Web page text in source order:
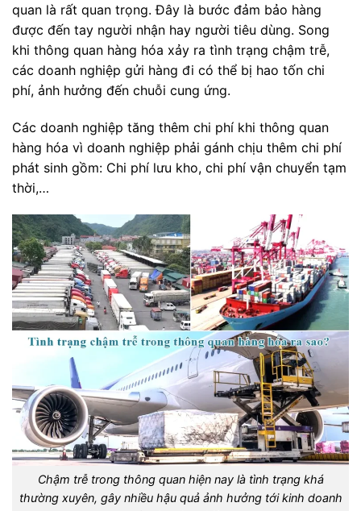
quan là rất quan trọng. Đây là bước đảm bảo hàng
được đến tay người nhận hay người tiêu dùng. Song
khi thông quan hàng hóa xảy ra tình trạng chậm trễ,
các doanh nghiệp gửi hàng đi có thể bị hao tốn chi
phí, ảnh hưởng đến chuỗi cung ứng.
Các doanh nghiệp tăng thêm chi phí khi thông quan
hàng hóa vì doanh nghiệp phải gánh chịu thêm chi phí
phát sinh gồm: Chi phí lưu kho, chi phí vận chuyển tạm
thời,…
Chậm trễ trong thông quan hiện nay là tình trạng khá
thường xuyên, gây nhiều hậu quả ảnh hưởng tới kinh doanh